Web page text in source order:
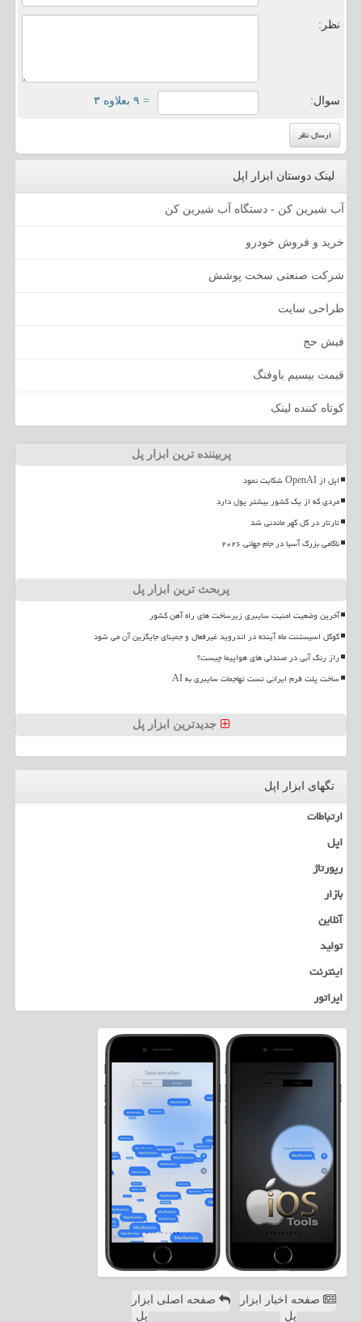
نظر:
سوال: = ۹ بعلاوه ۳
لینک دوستان ابزار اپل
آب شیرین کن - دستگاه آب شیرین کن
خرید و فروش خودرو
شرکت صنعتی سخت پوشش
طراحی سایت
فیش حج
قیمت بیسیم باوفنگ
کوتاه کننده لینک
پربیننده ترین ابزار پل
اپل از OpenAI شکایت نمود
مردی که از یک کشور بیشتر پول دارد
تارتار در گل گهر ماندنی شد
ناکامی بزرگ آسیا در جام جهانی ۲۰۲۶
پربحث ترین ابزار پل
آخرین وضعیت امنیت سایبری زیرساخت های راه آهن کشور
گوگل اسیستنت ماه آینده در اندروید غیرفعال و جمینای جایگزین آن می شود
راز رنگ آبی در صندلی های هواپیما چیست؟
ساخت پلت فرم ایرانی تست تهاجمات سایبری به AI
جدیدترین ابزار پل
تگهای ابزار اپل
ارتباطات
اپل
رپورتاژ
بازار
آنلاین
تولید
اینترنت
اپراتور
صفحه اخبار ابزار
پل
صفحه اصلی ابزار
پل